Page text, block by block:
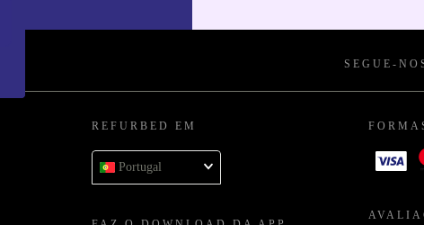
SEGUE-
REFURBED EM
Portugal